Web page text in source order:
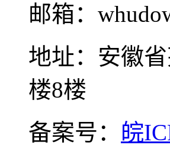
邮箱：
地址：安徽
楼8楼
备案号： 皖